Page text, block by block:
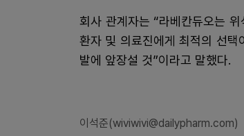
회사 관계자는 “라베칸듀오는
환자 및 의료진에게 최적의 선
발에 앞장설 것”이라고 말했다.
이석준(wiviwivi@dailypharm.com)